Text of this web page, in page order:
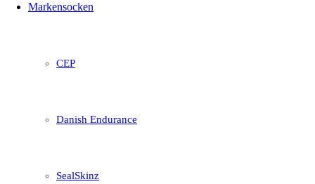
Markensocken
CEP
Danish Endurance
SealSkinz